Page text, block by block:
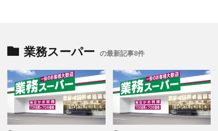
業務スーパー の最新記事8件